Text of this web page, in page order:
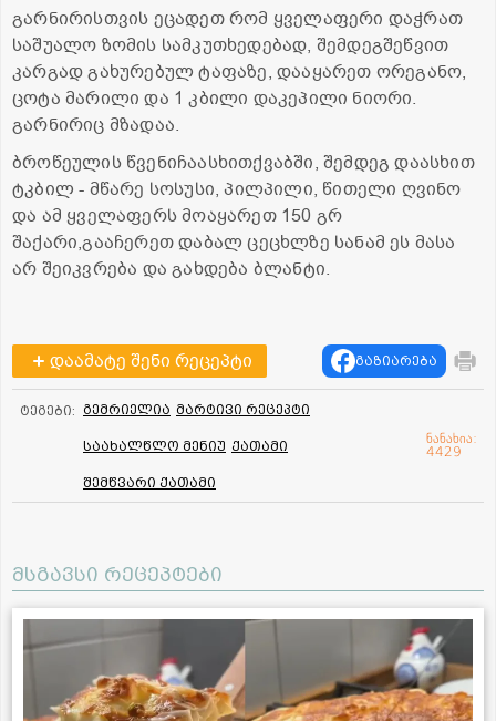
გარნირისთვის ეცადეთ რომ ყველაფერი დაჭრათ
საშუალო ზომის სამკუთხედებად, შემდეგშეწვით
კარგად გახურებულ ტაფაზე, დააყარეთ ორეგანო,
ცოტა მარილი და 1 კბილი დაკეპილი ნიორი.
გარნირიც მზადაა.
ბროწეულის წვენიჩაასხითქვაბში, შემდეგ დაასხით
ტკბილ - მწარე სოსუსი, პილპილი, წითელი ღვინო
და ამ ყველაფერს მოაყარეთ 150 გრ
შაქარი,გააჩერეთ დაბალ ცეცხლზე სანამ ეს მასა
არ შეიკვრება და გახდება ბლანტი.
დაამატე შენი რეცეპტი გაზიარება
ტეგები: გემრიელია მარტივი რეცეპტი
საახალწლო მენიუ ქათამი
შემწვარი ქათამი
ნანახია:
4429
მსგავსი რეცეპტები